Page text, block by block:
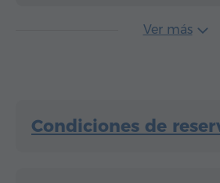
Ver más
Condiciones de